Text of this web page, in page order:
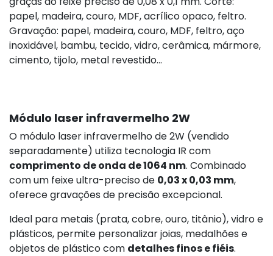
papel, madeira, couro, MDF, acrílico opaco, feltro.
Gravação: papel, madeira, couro, MDF, feltro, aço
inoxidável, bambu, tecido, vidro, cerâmica, mármore,
cimento, tijolo, metal revestido...
Módulo laser infravermelho 2W
O módulo laser infravermelho de 2W (vendido
separadamente) utiliza tecnologia IR com
comprimento de onda de 1064 nm. Combinado
com um feixe ultra-preciso de 0,03 x 0,03 mm,
oferece gravações de precisão excepcional.
Ideal para metais (prata, cobre, ouro, titânio), vidro e
plásticos, permite personalizar joias, medalhões e
objetos de plástico com detalhes finos e fiéis.